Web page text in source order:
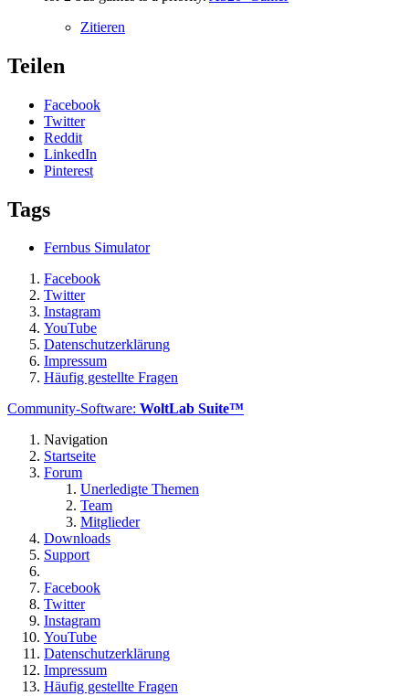
Zitieren
Teilen
Facebook
Twitter
Reddit
LinkedIn
Pinterest
Tags
Fernbus Simulator
Facebook
Twitter
Instagram
YouTube
Datenschutzerklärung
Impressum
Häufig gestellte Fragen
Community-Software: WoltLab Suite™
Navigation
Startseite
Forum
Unerledigte Themen
Team
Mitglieder
Downloads
Support
Facebook
Twitter
Instagram
YouTube
Datenschutzerklärung
Impressum
Häufig gestellte Fragen